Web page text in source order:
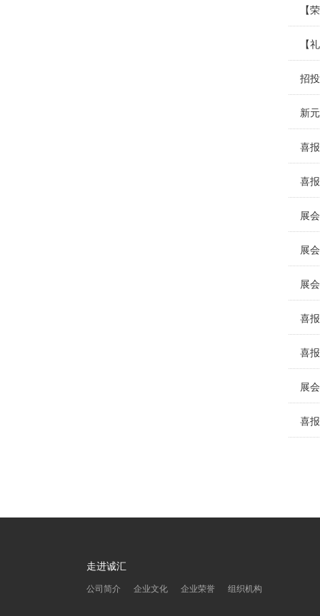
走进诚汇
公司简介 企业文化 企业荣誉 组织机构
【
【
招
新
喜
喜
展
展
展
喜
喜
展
喜